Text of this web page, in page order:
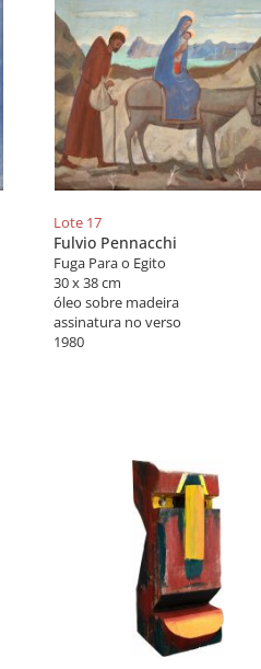
Lote 17
Fulvio Pennacchi
Fuga Para o Egito
30 x 38 cm
óleo sobre madeira
assinatura no verso
1980